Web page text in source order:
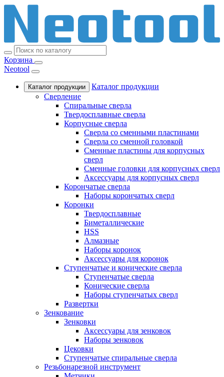
Корзина
Neotool
Каталог продукции
Каталог продукции
Сверление
Спиральные сверла
Твердосплавные сверла
Корпусные сверла
Сверла со сменными пластинами
Сверла со сменной головкой
Сменные пластины для корпусных
сверл
Сменные головки для корпусных сверл
Аксессуары для корпусных сверл
Корончатые сверла
Наборы корончатых сверл
Коронки
Твердосплавные
Биметаллические
HSS
Алмазные
Наборы коронок
Аксессуары для коронок
Ступенчатые и конические сверла
Ступенчатые сверла
Конические сверла
Наборы ступенчатых сверл
Развертки
Зенкование
Зенковки
Аксессуары для зенковок
Наборы зенковок
Цековки
Ступенчатые спиральные сверла
Резьбонарезной инструмент